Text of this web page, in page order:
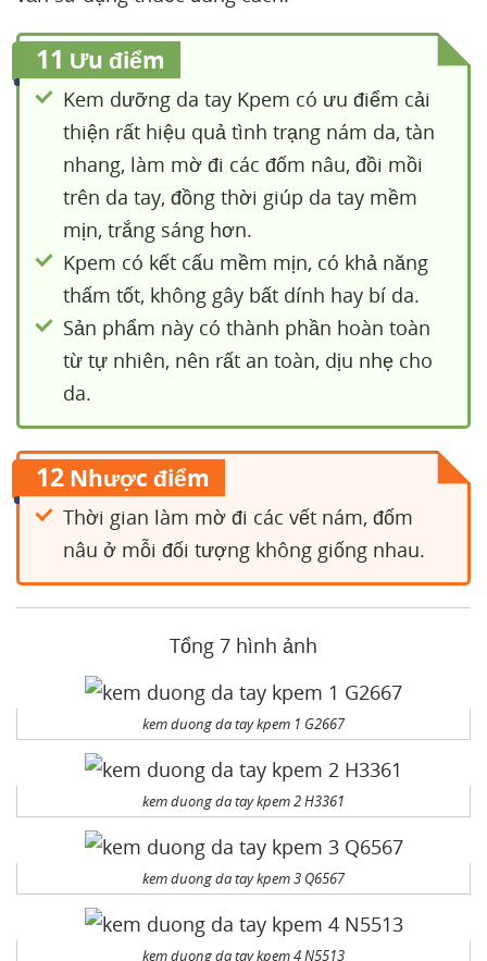
11 Ưu điểm
Kem dưỡng da tay Kpem có ưu điểm cải
thiện rất hiệu quả tình trạng nám da, tàn
nhang, làm mờ đi các đốm nâu, đồi mồi
trên da tay, đồng thời giúp da tay mềm
mịn, trắng sáng hơn.
Kpem có kết cấu mềm mịn, có khả năng
thấm tốt, không gây bất dính hay bí da.
Sản phẩm này có thành phần hoàn toàn
từ tự nhiên, nên rất an toàn, dịu nhẹ cho
da.
12 Nhược điểm
Thời gian làm mờ đi các vết nám, đốm
nâu ở mỗi đối tượng không giống nhau.
Tổng 7 hình ảnh
kem duong da tay kpem 1 G2667
kem duong da tay kpem 2 H3361
kem duong da tay kpem 3 Q6567
kem duong da tay kpem 4 N5513